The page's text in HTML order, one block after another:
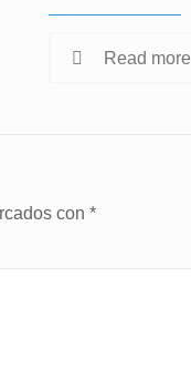
Read more
con *